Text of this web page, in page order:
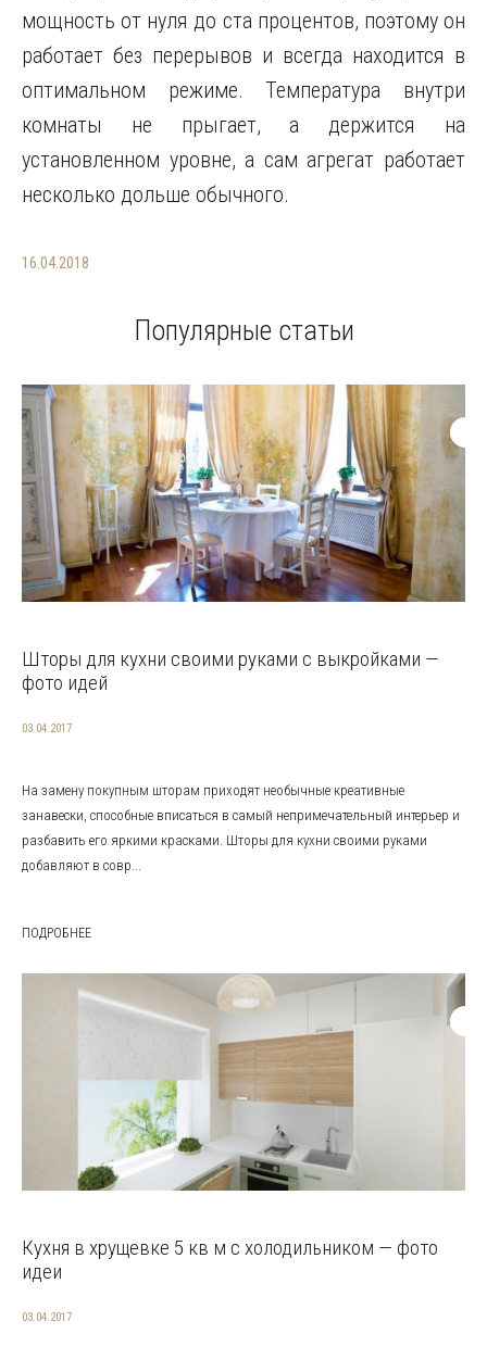
мощность от нуля до ста процентов, поэтому он
работает без перерывов и всегда находится в
оптимальном режиме. Температура внутри
комнаты не прыгает, а держится на
установленном уровне, а сам агрегат работает
несколько дольше обычного.
16.04.2018
Популярные статьи
Шторы для кухни своими руками с выкройками —
фото идей
03.04.2017
На замену покупным шторам приходят необычные креативные
занавески, способные вписаться в самый непримечательный интерьер и
разбавить его яркими красками. Шторы для кухни своими руками
добавляют в совр...
ПОДРОБНЕЕ
Кухня в хрущевке 5 кв м с холодильником — фото
идеи
03.04.2017